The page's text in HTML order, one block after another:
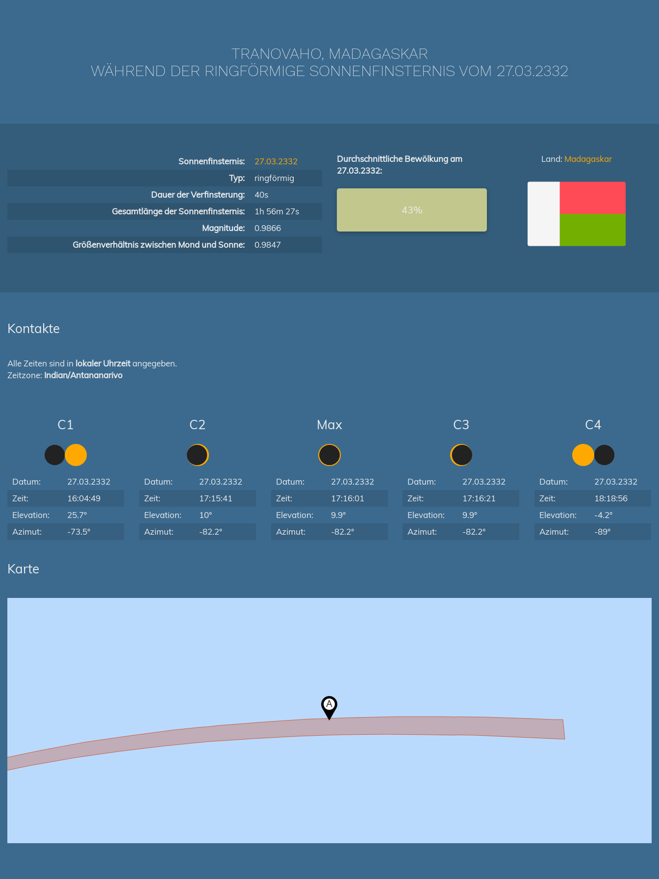
TRANOVAHO, MADAGASKAR
WÄHREND DER RINGFÖRMIGE SONNENFINSTERNIS VOM 27.03.2332
Sonnenfinsternis:
27.03.2332
Typ:
ringförmig
Dauer der Verfinsterung:
40s
Gesamtlänge der Sonnenfinsternis:
1h 56m 27s
Magnitude:
0.9866
Größenverhältnis zwischen Mond und Sonne:
0.9847
Durchschnittliche Bewölkung am
27.03.2332:
43%
Land: Madagaskar
Kontakte
Alle Zeiten sind in lokaler Uhrzeitangegeben.
Zeitzone: Indian/Antananarivo
C1
Datum:
27.03.2332
Zeit:
16:04:49
Elevation:
25.7°
Azimut:
-73.5°
C2
Datum:
27.03.2332
Zeit:
17:15:41
Elevation:
10°
Azimut:
-82.2°
Max
Datum:
27.03.2332
Zeit:
17:16:01
Elevation:
9.9°
Azimut:
-82.2°
C3
Datum:
27.03.2332
Zeit:
17:16:21
Elevation:
9.9°
Azimut:
-82.2°
C4
Datum:
27.03.2332
Zeit:
18:18:56
Elevation:
-4.2°
Azimut:
-89°
Karte